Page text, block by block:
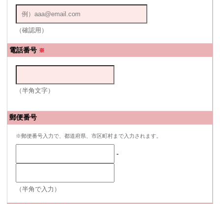
（確認用）
電話番号 ※
（半角文字）
郵便番号
※郵便番号入力で、都道府県、市区町村まで入力されます。
-
（半角で入力）